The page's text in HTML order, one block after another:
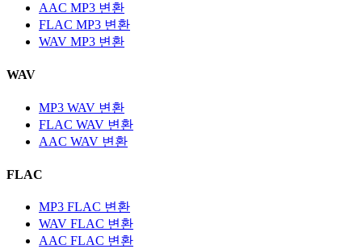
AAC MP3 변환
FLAC MP3 변환
WAV MP3 변환
WAV
MP3 WAV 변환
FLAC WAV 변환
AAC WAV 변환
FLAC
MP3 FLAC 변환
WAV FLAC 변환
AAC FLAC 변환